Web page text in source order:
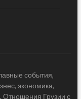
события,
экономика,
Отношения Грузии с